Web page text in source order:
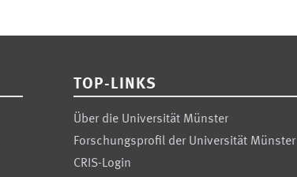
TOP-LINKS
Über die Universität Münster
Forschungsprofil der Universität Münster
CRIS-Login